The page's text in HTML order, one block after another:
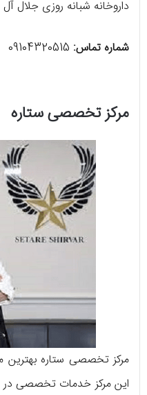
داروخانه شبانه روزی جلال آل
شماره تماس:
مرکز تخصصی ستاره
مرکز تخصصی ستاره بهترین
این مرکز خدمات تخصصی در